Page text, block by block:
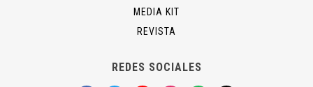
MEDIA KIT
REVISTA
REDES SOCIALES